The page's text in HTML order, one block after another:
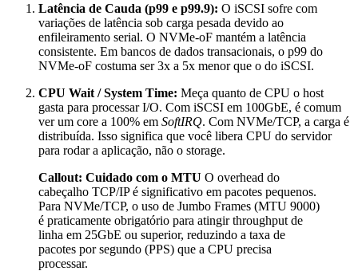
Latência de Cauda (p99 e p99.9): O iSCSI sofre com
variações de latência sob carga pesada devido ao
enfileiramento serial. O NVMe-oF mantém a latência
consistente. Em bancos de dados transacionais, o p99 do
NVMe-oF costuma ser 3x a 5x menor que o do iSCSI.
CPU Wait / System Time: Meça quanto de CPU o host
gasta para processar I/O. Com iSCSI em 100GbE, é comum
ver um core a 100% em SoftIRQ. Com NVMe/TCP, a carga é
distribuída. Isso significa que você libera CPU do servidor
para rodar a aplicação, não o storage.
Callout: Cuidado com o MTU O overhead do
cabeçalho TCP/IP é significativo em pacotes pequenos.
Para NVMe/TCP, o uso de Jumbo Frames (MTU 9000)
é praticamente obrigatório para atingir throughput de
linha em 25GbE ou superior, reduzindo a taxa de
pacotes por segundo (PPS) que a CPU precisa
processar.